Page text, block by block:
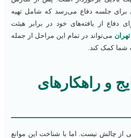
برای جلسه دفاع می‌رسد که شامل تهیه
دفاع از یافته‌های خود در برابر هیئت
می‌تواند در تمام این مراحل از جمله
شما کمک کند.
و راهکارهای
از چالش نیست. اما با شناخت این موانع